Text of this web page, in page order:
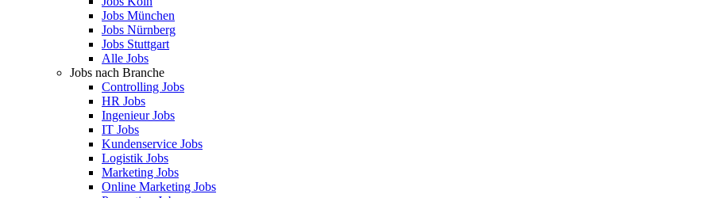
Jobs München
Jobs Nürnberg
Jobs Stuttgart
Alle Jobs
Jobs nach Branche
Controlling Jobs
HR Jobs
Ingenieur Jobs
IT Jobs
Kundenservice Jobs
Logistik Jobs
Marketing Jobs
Online Marketing Jobs